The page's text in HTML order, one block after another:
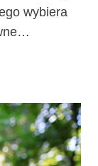
wybiera